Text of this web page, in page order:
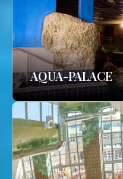
AQUA-PALACE